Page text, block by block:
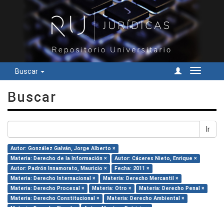
Buscar
Cambiar
Buscar
Ir
Autor: González Galván, Jorge Alberto ×
Materia: Derecho de la Información ×
Autor: Cáceres Nieto, Enrique ×
Autor: Padrón Innamorato, Mauricio ×
Fecha: 2011 ×
Materia: Derecho Internacional ×
Materia: Derecho Mercantil ×
Materia: Derecho Procesal ×
Materia: Otro ×
Materia: Derecho Penal ×
Materia: Derecho Constitucional ×
Materia: Derecho Ambiental ×